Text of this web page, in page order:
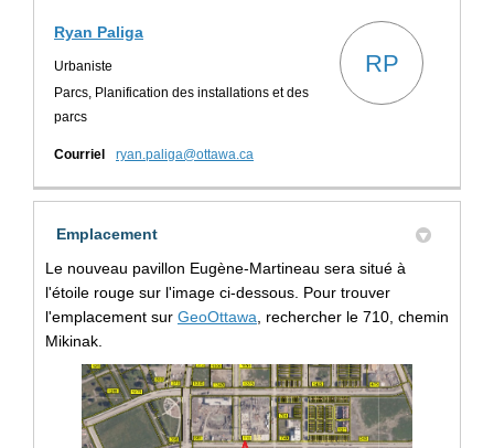
Ryan Paliga
Urbaniste
Parcs, Planification des installations et des
parcs
RP
Courriel ryan.paliga@ottawa.ca
Emplacement
Le nouveau pavillon Eugène-Martineau sera situé à
l'étoile rouge sur l'image ci-dessous. Pour trouver
l'emplacement sur GeoOttawa (Liens externes)
, rechercher le 710, chemin
Mikinak.